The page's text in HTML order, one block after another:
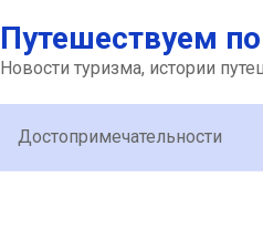
Путешествуем
Новости туризма, истории
Достопримечательности